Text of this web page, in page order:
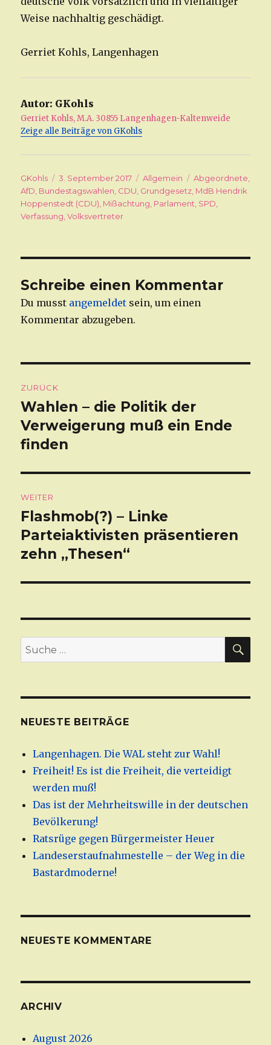
Weise nachhaltig geschädigt.
Gerriet Kohls, Langenhagen
Autor: GKohls
Gerriet Kohls, M.A. 30855 Langenhagen-Kaltenweide
Zeige alle Beiträge von GKohls
Autor
GKohls
Veröffentlicht
am
3. September 2017 Kategorien
Allgemein Schlagwörter
Abgeordnete
AfD Bundestagswahlen CDU Grundgesetz MdB Hendrik
Hoppenstedt (CDU) Mißachtung Parlament SPD
Verfassung ,Volksvertreter
Schreibe einen Kommentar
Du musst angemeldet sein, um einen
Kommentar abzugeben.
ZURÜCK
Vorheriger
Beitrag:
Wahlen – die Politik der
Verweigerung muß ein Ende
finden
WEITER
Nächster
Beitrag:
Flashmob(?) – Linke
Parteiaktivisten präsentieren
zehn „Thesen“
Suche
nach:
NEUESTE BEITRÄGE
Langenhagen. Die WAL steht zur Wahl!
Freiheit! Es ist die Freiheit, die verteidigt
werden muß!
Das ist der Mehrheitswille in der deutschen
Bevölkerung!
Ratsrüge gegen Bürgermeister Heuer
Landeserstaufnahmestelle – der Weg in die
Bastardmoderne!
NEUESTE KOMMENTARE
ARCHIV
August 2026